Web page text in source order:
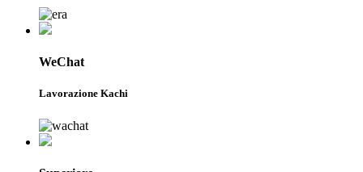
WeChat
Lavorazione Kachi